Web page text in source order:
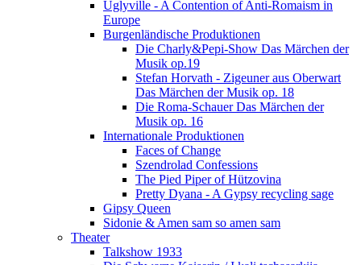
Uglyville - A Contention of Anti-Romaism in
Europe
Burgenländische Produktionen
Die Charly&Pepi-Show Das Märchen der
Musik op.19
Stefan Horvath - Zigeuner aus Oberwart
Das Märchen der Musik op. 18
Die Roma-Schauer Das Märchen der
Musik op. 16
Internationale Produktionen
Faces of Change
Szendrolad Confessions
The Pied Piper of Hützovina
Pretty Dyana - A Gypsy recycling sage
Gipsy Queen
Sidonie & Amen sam so amen sam
Theater
Talkshow 1933